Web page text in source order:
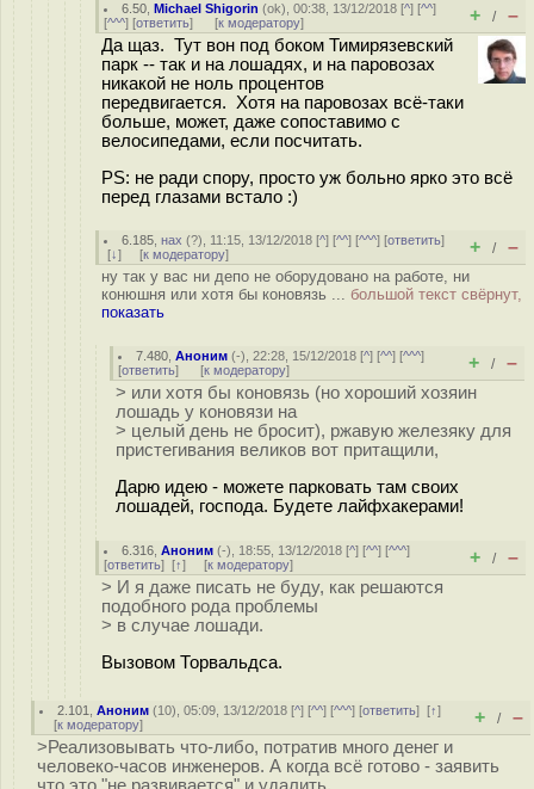
6.50 ,Michael Shigorin (ok), 00:38, 13/12/2018 [^] [^^]
[^^^] [ответить] [к модератору] + / –
Да щаз. Тут вон под боком Тимирязевский
парк -- так и на лошадях, и на паровозах
никакой не ноль процентов
передвигается. Хотя на паровозах всё-таки
больше, может, даже сопоставимо с
велосипедами, если посчитать.
PS: не ради спору, просто уж больно ярко это всё
перед глазами встало :)
6.185 ,нах (?), 11:15, 13/12/2018 [^] [^^] [^^^] [ответить]
[↓] [к модератору] + / –
ну так у вас ни депо не оборудовано на работе, ни
конюшня или хотя бы коновязь ... большой текст свёрнут,
показать
7.480 ,Аноним (-), 22:28, 15/12/2018 [^] [^^] [^^^]
[ответить] [к модератору] + / –
> или хотя бы коновязь (но хороший хозяин
лошадь у коновязи на
> целый день не бросит), ржавую железяку для
пристегивания великов вот притащили,
Дарю идею - можете парковать там своих
лошадей, господа. Будете лайфхакерами!
6.316 ,Аноним (-), 18:55, 13/12/2018 [^] [^^] [^^^]
[ответить] [↑] [к модератору] + / –
> И я даже писать не буду, как решаются
подобного рода проблемы
> в случае лошади.
Вызовом Торвальдса.
2.101 ,Аноним (10), 05:09, 13/12/2018 [^] [^^] [^^^] [ответить][↑]
[к модератору] + / –
>Реализовывать что-либо, потратив много денег и
человеко-часов инженеров. А когда всё готово - заявить